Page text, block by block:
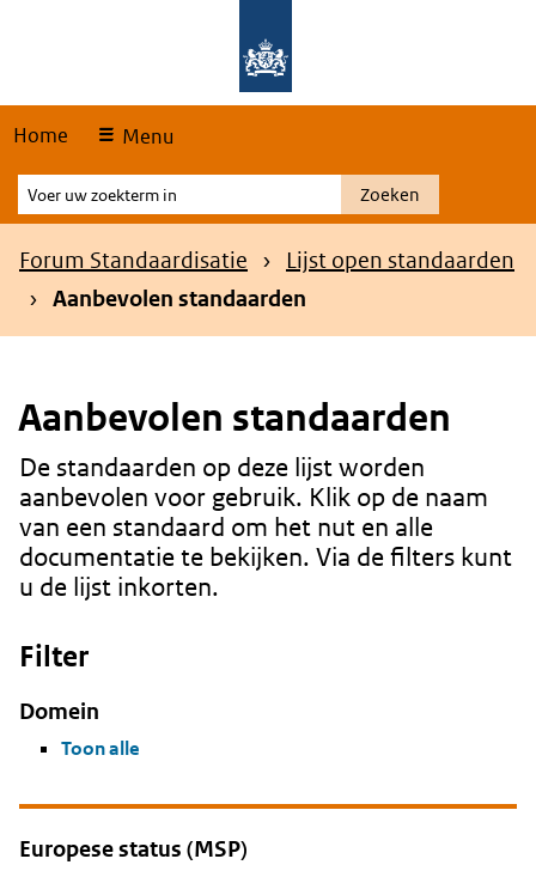
Home Menu
Voer
uw
zoekterm
Zoeken
Kruimelpad
Forum Standaardisatie
Lijst open standaarden
Aanbevolen standaarden
Aanbevolen standaarden
Content
De standaarden op deze lijst worden
aanbevolen voor gebruik. Klik op de naam
van een standaard om het nut en alle
documentatie te bekijken. Via de filters kunt
u de lijst inkorten.
Filter
Domein
Toon alle
Europese status (MSP)